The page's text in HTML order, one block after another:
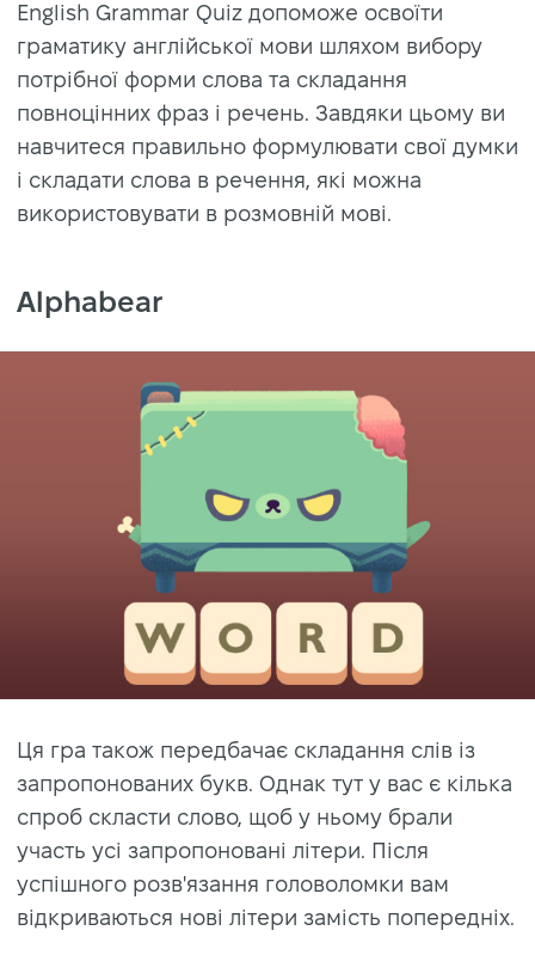
English Grammar Quiz допоможе освоїти
граматику англійської мови шляхом вибору
потрібної форми слова та складання
повноцінних фраз і речень. Завдяки цьому ви
навчитеся правильно формулювати свої думки
і складати слова в речення, які можна
використовувати в розмовній мові.
Alphabear
Ця гра також передбачає складання слів із
запропонованих букв. Однак тут у вас є кілька
спроб скласти слово, щоб у ньому брали
участь усі запропоновані літери. Після
успішного розв'язання головоломки вам
відкриваються нові літери замість попередніх.